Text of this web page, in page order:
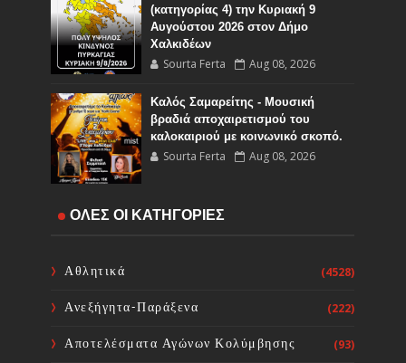
(κατηγορίας 4) την Κυριακή 9
Αυγούστου 2026 στον Δήμο
Χαλκιδέων
Sourta Ferta Aug 08, 2026
Καλός Σαμαρείτης - Μουσική
βραδιά αποχαιρετισμού του
καλοκαιριού με κοινωνικό σκοπό.
Sourta Ferta Aug 08, 2026
Αναλυτικά τα δρομολόγια των
του Σωτήρος στην Ιερά ΜΟνή
Οσίου Δαυϊδ
ΟΛΕΣ ΟΙ ΚΑΤΗΓΟΡΙΕΣ
Αθλητικά (4528)
Ανεξήγητα-Παράξενα (222)
Αποτελέσματα Αγώνων Κολύμβησης (93)